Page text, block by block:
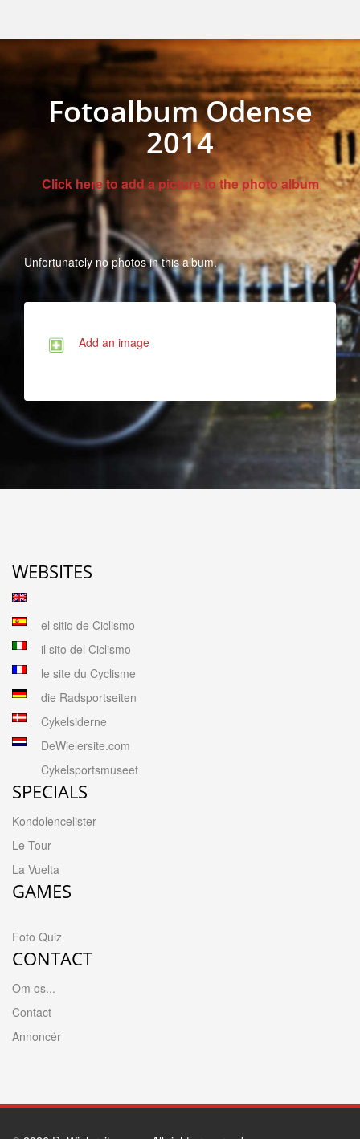
Fotoalbum Odense
2014
Click here to add a picture to the photo album
Unfortunately no photos in this album.
Add an image
WEBSITES
el sitio de Ciclismo
il sito del Ciclismo
le site du Cyclisme
die Radsportseiten
Cykelsiderne
DeWielersite.com
Cykelsportsmuseet
SPECIALS
Kondolencelister
Le Tour
La Vuelta
GAMES
Foto Quiz
CONTACT
Om os...
Contact
Annoncér